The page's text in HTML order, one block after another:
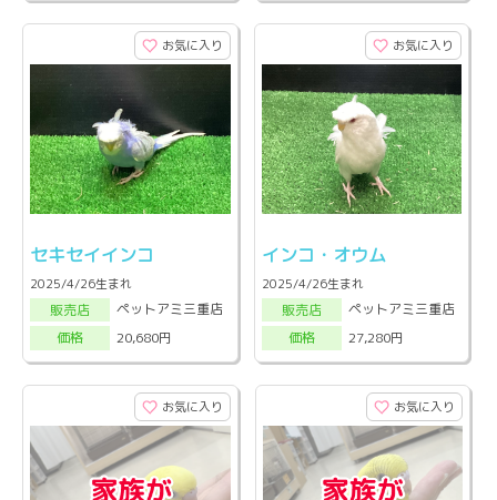
お気に入り
セキセイインコ
2025/4/26生まれ
販売店
ペットアミ三重店
価格
20,680円
お気に入り
インコ・オウム
2025/4/26生まれ
販売店
ペットアミ三重店
価格
27,280円
お気に入り お気に入り